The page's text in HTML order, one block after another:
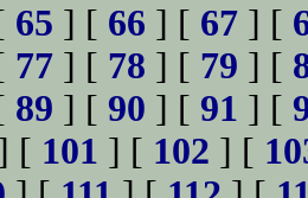
65 ] [ 66 ] [ 67 ] [
77 ] [ 78 ] [ 79 ] [
89 ] [ 90 ] [ 91 ] [
[ 101 ] [ 102 ] [